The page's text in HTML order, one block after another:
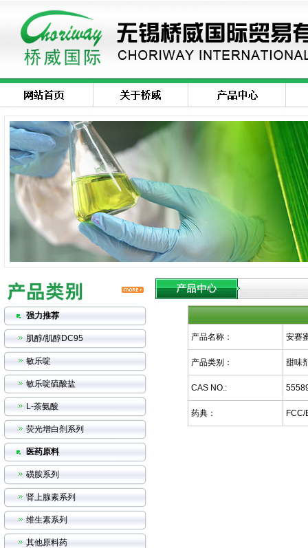
强力推荐
肌醇/肌醇DC95
敏乐啶
敏乐啶硫酸盐
L-茶氨酸
荧光增白剂系列
医药原料
磺胺系列
肾上腺素系列
维生素系列
其他原料药
产品名称： 安赛
产品类别： 甜味
CAS NO.:
药典： FCC/